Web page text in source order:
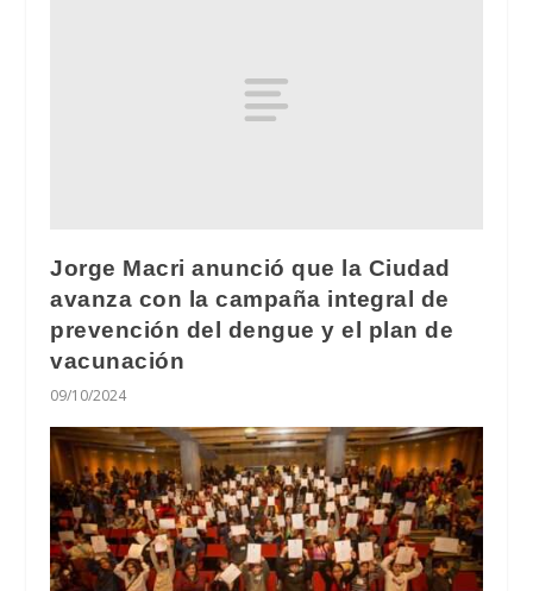
Jorge Macri anunció que la Ciudad
avanza con la campaña integral de
prevención del dengue y el plan de
vacunación
09/10/2024